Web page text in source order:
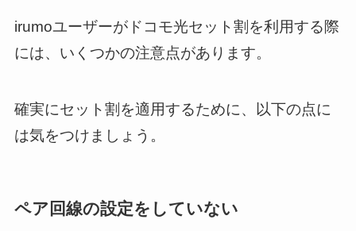
irumoユーザーがドコモ光セット割を利用する際
には、いくつかの注意点があります。
確実にセット割を適用するために、以下の点に
は気をつけましょう。
ペア回線の設定をしていない